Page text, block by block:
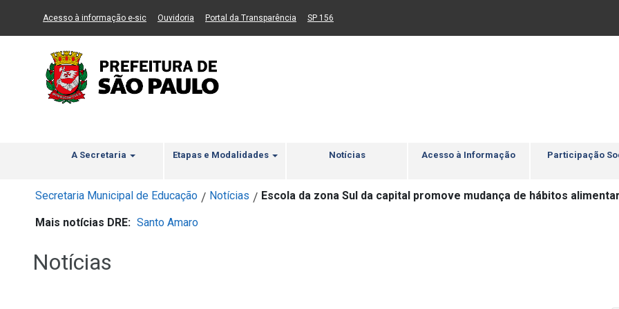
Ir ao Conteúdo Ir para menu principal 2 Ir para busca Ir para rodapé
Acesso à informação e-sic(Link para um novo sítio)
Ouvidoria (Link para um novo sítio)
Portal da Transparência (Link para um novo sítio)
SP 156
A Secretaria Etapas e Modalidades Notícias Acesso à Informação Participação
Secretaria Municipal de Educação / Notícias / Escola da zona Sul da capital promove mudança de hábitos
Mais notícias DRE: Santo Amaro
Notícias